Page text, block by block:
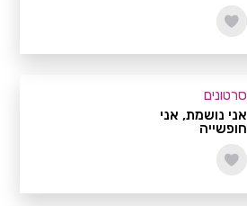
סרטונים
אני נושמת, אני
חופשייה